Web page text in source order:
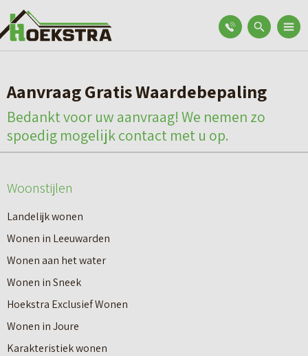
Aanvraag Gratis Waardebepaling
Bedankt voor uw aanvraag! We nemen zo
spoedig mogelijk contact met u op.
Woonstijlen
Landelijk wonen
Wonen in Leeuwarden
Wonen aan het water
Wonen in Sneek
Hoekstra Exclusief Wonen
Wonen in Joure
Karakteristiek wonen